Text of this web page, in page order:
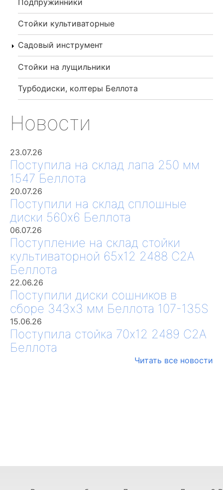
Стойки культиваторные
Садовый инструмент
Стойки на лущильники
Турбодиски, колтеры Беллота
Новости
23.07.26
Поступила на склад лапа 250 мм
1547 Беллота
20.07.26
Поступили на склад сплошные
диски 560х6 Беллота
06.07.26
Поступление на склад стойки
культиваторной 65х12 2488 С2А
Беллота
22.06.26
Поступили диски сошников в
сборе 343х3 мм Беллота 107-135S
15.06.26
Поступила стойка 70х12 2489 С2А
Беллота
Читать все новости